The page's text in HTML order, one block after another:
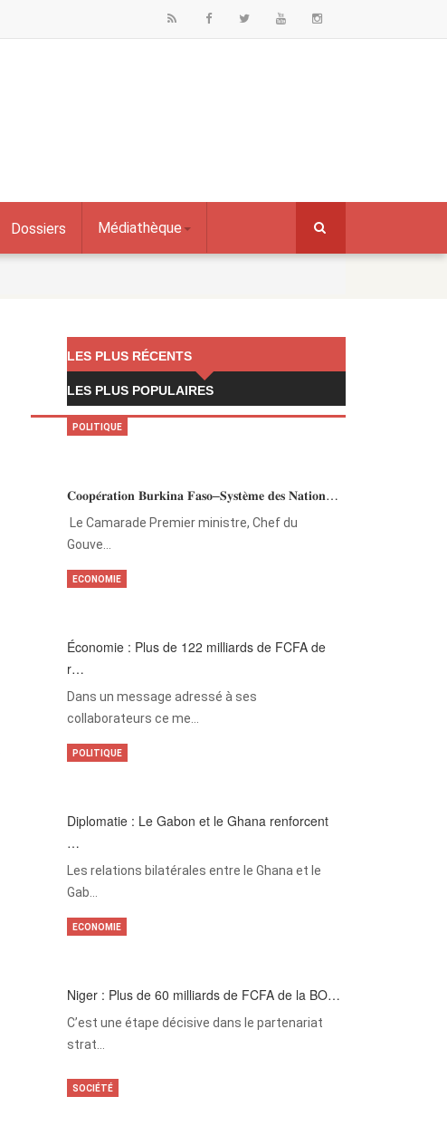
Dossiers Médiathèque
LES PLUS RÉCENTS
LES PLUS POPULAIRES
𝐂𝐨𝐨𝐩𝐞́𝐫𝐚𝐭𝐢𝐨𝐧 𝐁𝐮𝐫𝐤𝐢𝐧𝐚 𝐅𝐚𝐬𝐨–𝐒𝐲𝐬𝐭𝐞̀𝐦𝐞 𝐝𝐞𝐬 𝐍𝐚𝐭𝐢𝐨𝐧…
‎Le Camarade Premier ministre, Chef du
Gouve…
POLITIQUE
Économie : Plus de 122 milliards de FCFA de
r…
Dans un message adressé à ses
collaborateurs ce me…
ECONOMIE
Diplomatie : Le Gabon et le Ghana renforcent
…
Les relations bilatérales entre le Ghana et le
Gab…
POLITIQUE
Niger : Plus de 60 milliards de FCFA de la BO…
C’est une étape décisive dans le partenariat
strat…
ECONOMIE
SOCIÉTÉ